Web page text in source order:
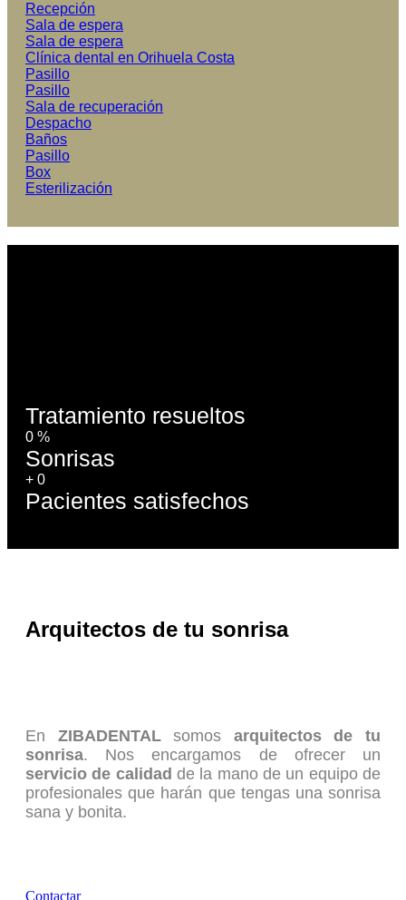
Recepción
Sala de espera
Sala de espera
Clínica dental en Orihuela Costa
Pasillo
Pasillo
Sala de recuperación
Despacho
Baños
Pasillo
Box
Esterilización
Tratamiento resueltos
0 %
Sonrisas
+ 0
Pacientes satisfechos
Arquitectos de tu sonrisa
En ZIBADENTALsomos arquitectos de tu
sonrisa. Nos encargamos de ofrecer un
servicio de calidad de la mano de un equipo de
profesionales que harán que tengas una sonrisa
sana y bonita.
Contactar